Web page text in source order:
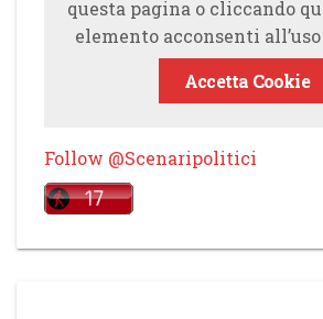
questa pagina o cliccando
elemento acconsenti
Accetta Cookie
Follow @Scenaripolitici